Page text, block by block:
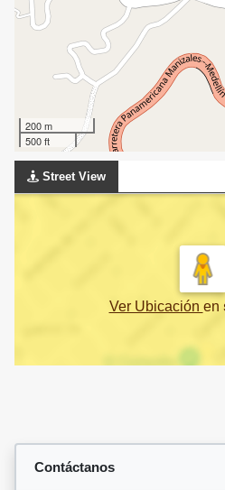
200 m
500 ft
Street View
Ver Ubicación en
Contáctanos